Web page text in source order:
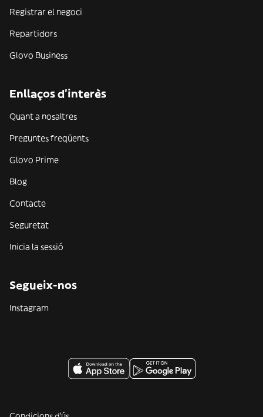
Registrar el negoci
Repartidors
Glovo Business
Enllaços d'interès
Quant a nosaltres
Preguntes freqüents
Glovo Prime
Blog
Contacte
Seguretat
Inicia la sessió
Segueix-nos
Instagram